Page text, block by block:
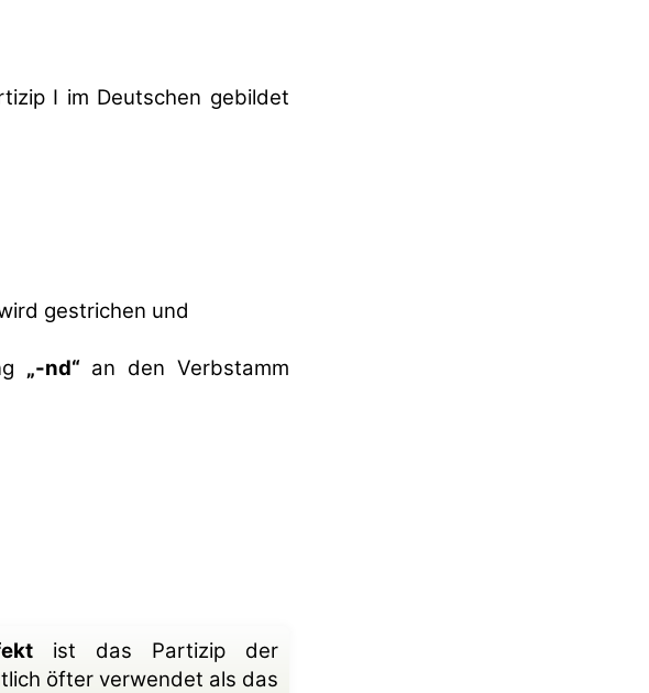
I im Deutschen gebildet
gestrichen und
„-nd“an den Verbstamm
ist das Partizip der
öfter verwendet als das